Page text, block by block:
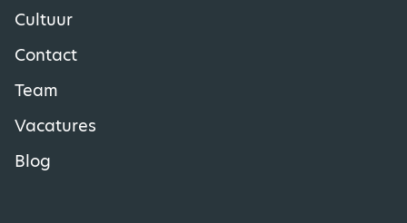
Cultuur
Contact
Team
Vacatures
Blog